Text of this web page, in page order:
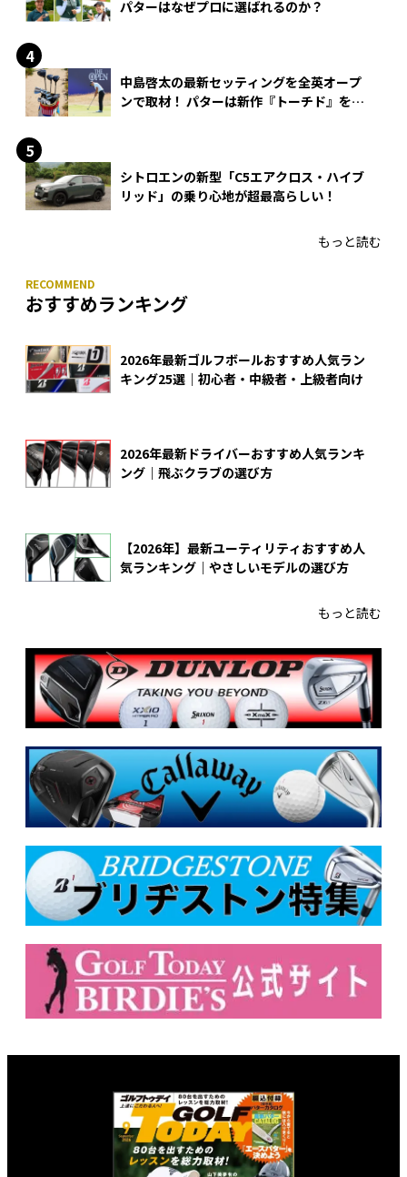
パターはなぜプロに選ばれるのか？
中島啓太の最新セッティングを全英オープ
ンで取材！ パターは新作『トーチド』を投
シトロエンの新型「C5エアクロス・ハイブ
リッド」の乗り心地が超最高らしい！
もっと読む
おすすめランキング
2026年最新ゴルフボールおすすめ人気ラン
キング25選｜初心者・中級者・上級者向け
2026年最新ドライバーおすすめ人気ランキ
ング｜飛ぶクラブの選び方
【2026年】最新ユーティリティおすすめ人
気ランキング｜やさしいモデルの選び方
もっと読む